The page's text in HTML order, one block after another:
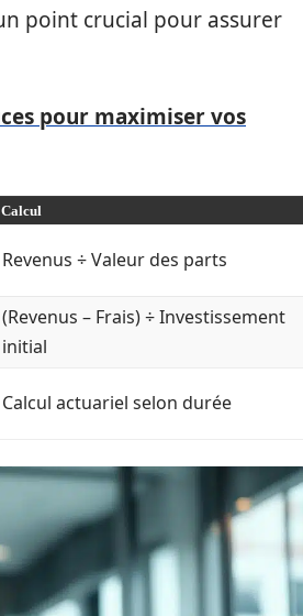
point crucial pour assurer
pour maximiser vos
Calcul
Revenus ÷ Valeur des parts
(Revenus – Frais) ÷ Investissement
initial
Calcul actuariel selon durée